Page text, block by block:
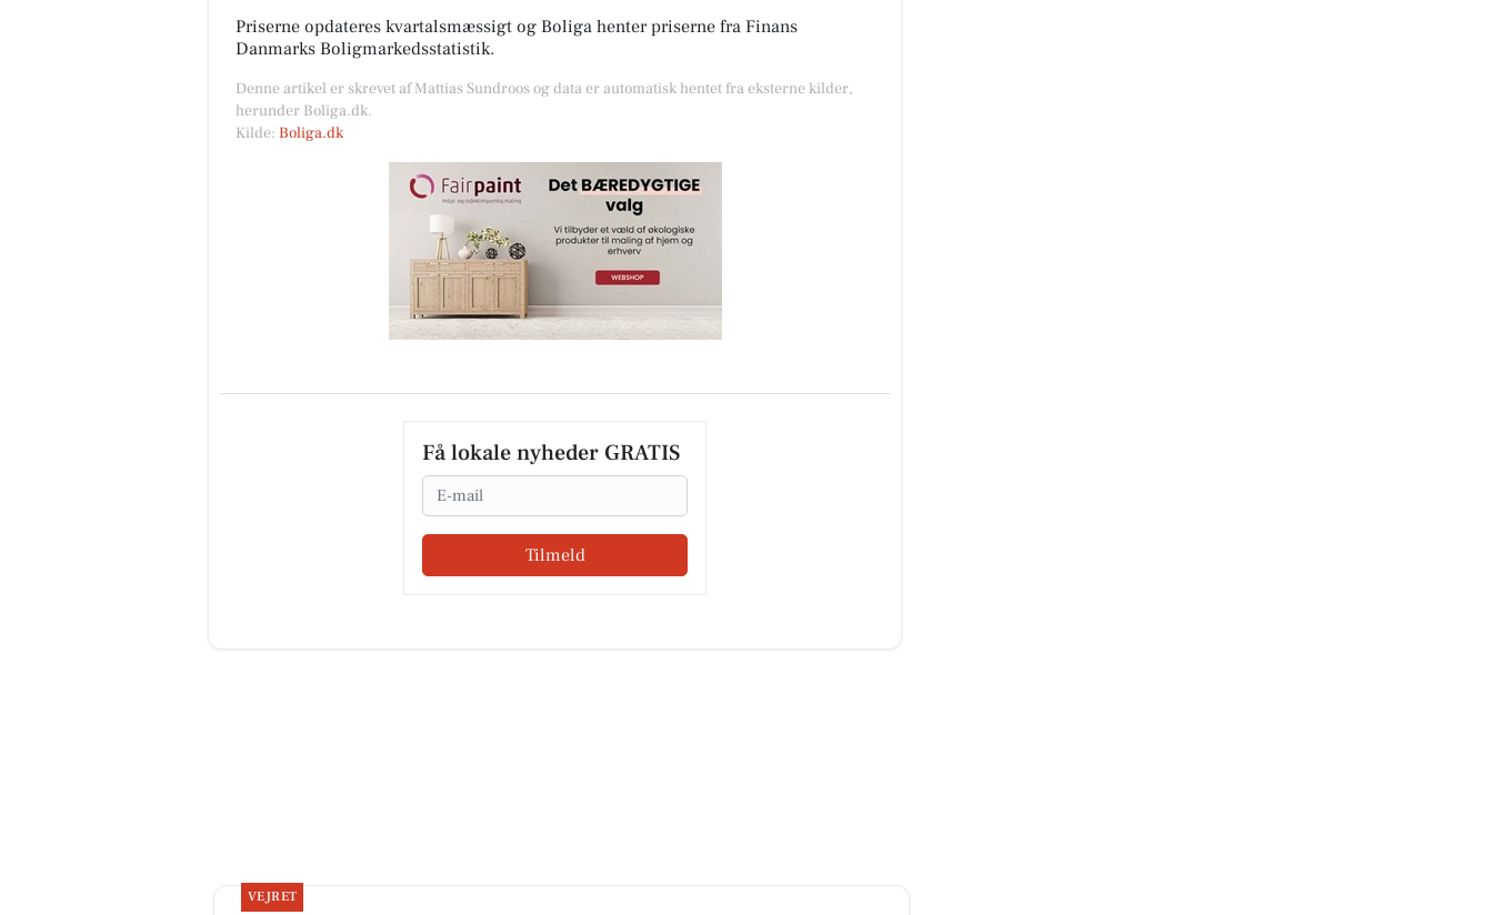
Priserne opdateres kvartalsmæssigt og Boliga henter priserne fra Finans
Danmarks Boligmarkedsstatistik.
Denne artikel er skrevet af Mattias Sundroos og data er automatisk hentet fra eksterne kilder,
herunder Boliga.dk.
Kilde: Boliga.dk
Få lokale nyheder GRATIS
Email
Tilmeld
VEJRET